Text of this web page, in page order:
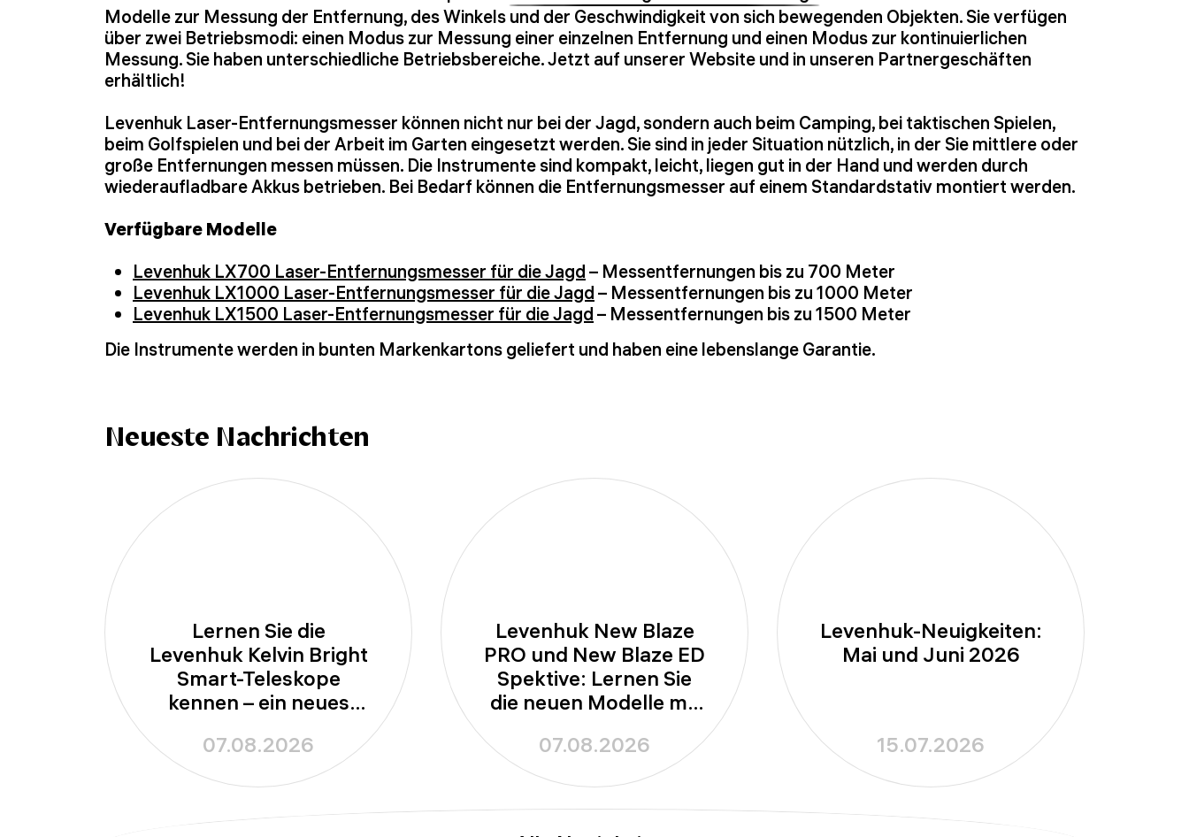
Modelle zur Messung der Entfernung, des Winkels und der Geschwindigkeit von sich bewegenden Objekten. Sie verfügen
über zwei Betriebsmodi: einen Modus zur Messung einer einzelnen Entfernung und einen Modus zur kontinuierlichen
Messung. Sie haben unterschiedliche Betriebsbereiche. Jetzt auf unserer Website und in unseren Partnergeschäften
erhältlich!
Levenhuk Laser-Entfernungsmesser können nicht nur bei der Jagd, sondern auch beim Camping, bei taktischen Spielen,
beim Golfspielen und bei der Arbeit im Garten eingesetzt werden. Sie sind in jeder Situation nützlich, in der Sie mittlere oder
große Entfernungen messen müssen. Die Instrumente sind kompakt, leicht, liegen gut in der Hand und werden durch
wiederaufladbare Akkus betrieben. Bei Bedarf können die Entfernungsmesser auf einem Standardstativ montiert werden.
Verfügbare Modelle
Levenhuk LX700 Laser-Entfernungsmesser für die Jagd – Messentfernungen bis zu 700 Meter
Levenhuk LX1000 Laser-Entfernungsmesser für die Jagd – Messentfernungen bis zu 1000 Meter
Levenhuk LX1500 Laser-Entfernungsmesser für die Jagd – Messentfernungen bis zu 1500 Meter
Die Instrumente werden in bunten Markenkartons geliefert und haben eine lebenslange Garantie.
Neueste Nachrichten
Lernen Sie die
Levenhuk Kelvin Bright
Smart-Teleskope
kennen – ein neues
Amateurastronomie
07.08.2026
Levenhuk New Blaze
PRO und New Blaze ED
Spektive: Lernen Sie
die neuen Modelle mit
kennen
07.08.2026
Levenhuk-Neuigkeiten:
Mai und Juni 2026
15.07.2026